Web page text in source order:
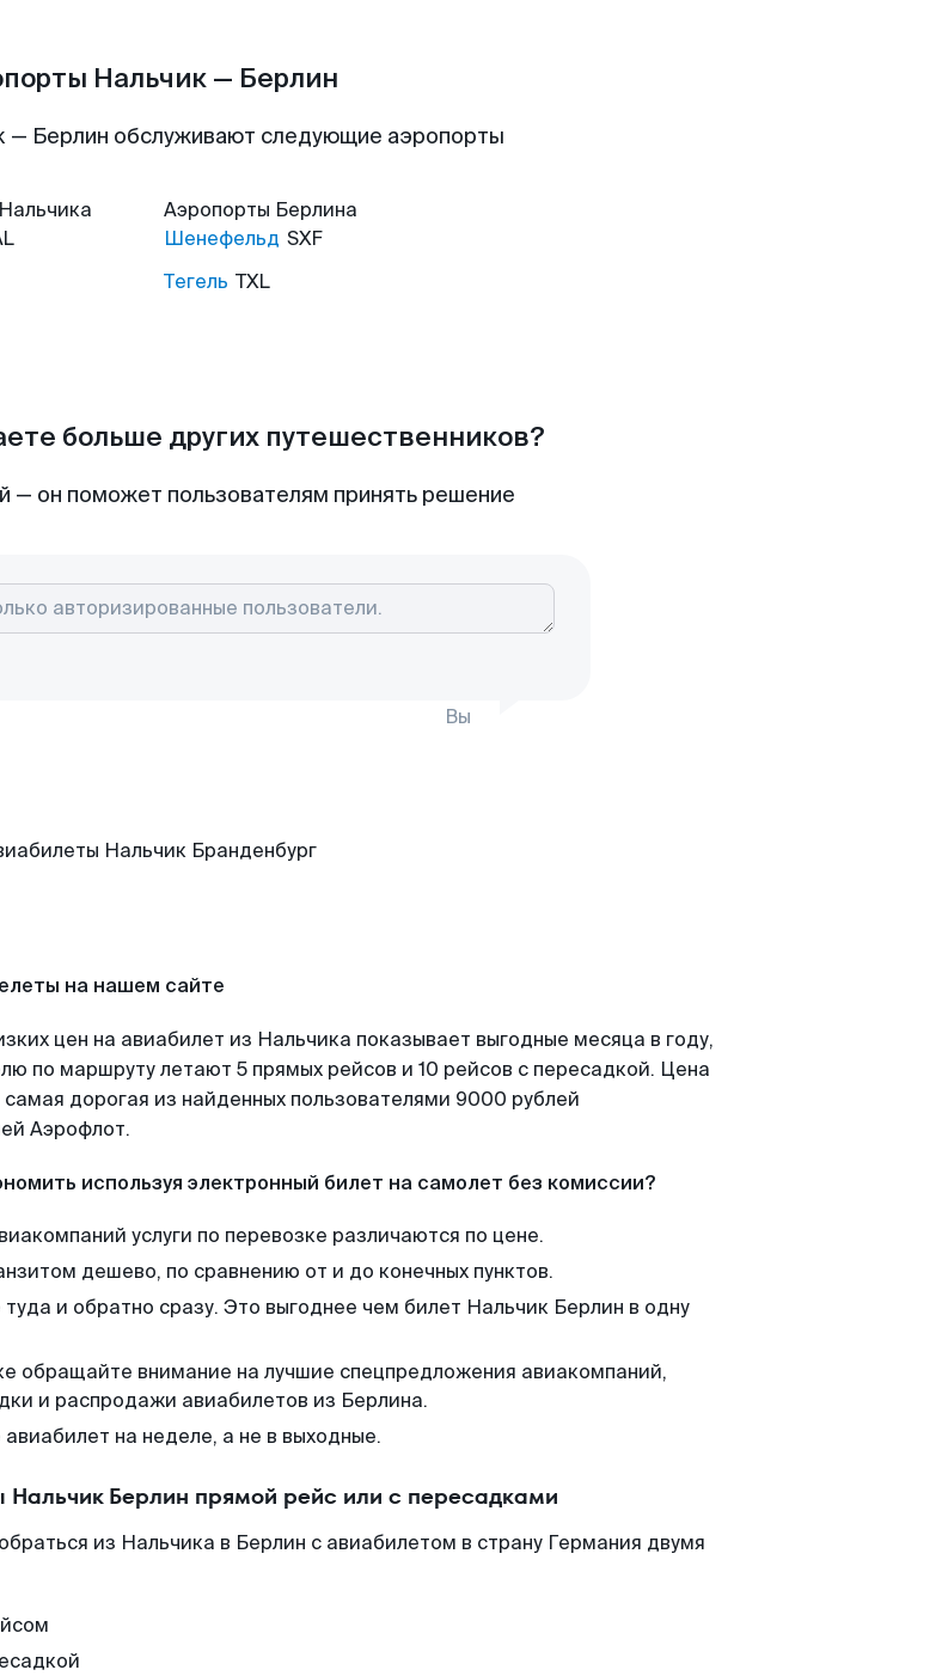
Нальчик — Берлин
— Берлин обслуживают следующие аэропорты
Нальчика
Аэропорты Берлина
Шенефельд SXF
Тегель TXL
больше других путешественников?
— он поможет пользователям принять решение
Вы
на нашем сайте
цен на авиабилет из Нальчика показывает выгодные месяца в году,
по маршруту летают 5 прямых рейсов и 10 рейсов с пересадкой. Цена
самая дорогая из найденных пользователями 9000 рублей
Аэрофлот.
используя электронный билет на самолет без комиссии?
услуги по перевозке различаются по цене.
дешево, по сравнению от и до конечных пунктов.
туда и обратно сразу. Это выгоднее чем билет Нальчик Берлин в одну
обращайте внимание на лучшие спецпредложения авиакомпаний,
и распродажи авиабилетов из Берлина.
на неделе, а не в выходные.
Нальчик Берлин прямой рейс или с пересадками
из Нальчика в Берлин с авиабилетом в страну Германия двумя